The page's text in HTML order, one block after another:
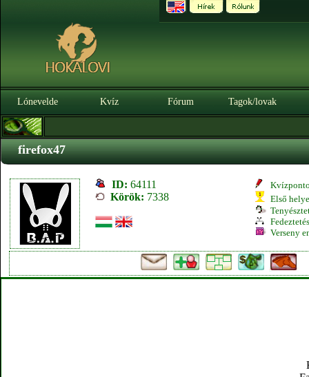
Lónevelde Kvíz Fórum Tagok/lovak
firefox47
ID: 64111
Körök: 7338
Első
Verseny